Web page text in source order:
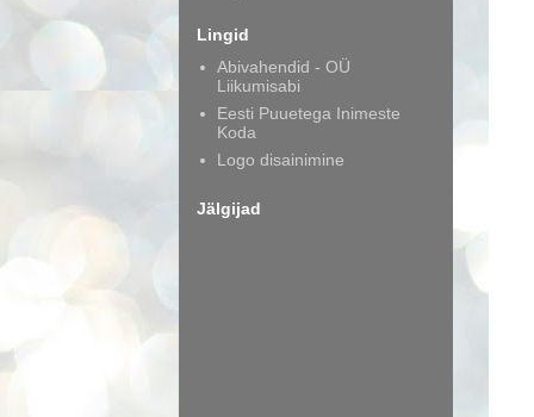
Lingid
Abivahendid - OÜ
Liikumisabi
Eesti Puuetega Inimeste
Koda
Logo disainimine
Jälgijad